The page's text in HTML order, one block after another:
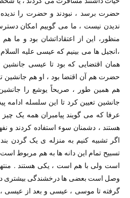
حضرت برسد ،‌ نبودند و حضرت را
ندیدن نیست ، ما می گوییم امکان
منظور، این از اعتقاداتشان بود و ما
،‌انجیل ها می بینیم که عیسی علیه
همان اقتضایی که بود تا عیسی جانشین
حضرت هم آن اقتضا بود ،‌ او هم جانشین
هم همین طور ،‌ صریحاً یوشع را
جانشین تعیین کرد تا این سلسله ادامه
عرفا که می گویند پیامبران همه یک
هستند ،‌ دشمنان سوء استفاده کردند و
اگر تشبیه کنیم به منزله ی یک گردن
تسبیح تمام این دانه ها به هم مربوط
است ولی با هم است ،‌ یکی هستند .
وصل است بعضی ها درخشندگی بیشتری
گرفته تا موسی ،‌ عیسی و بعد از عیسی ،‌